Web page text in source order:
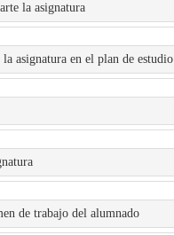
la asignatura
asignatura en el plan de estudio
de trabajo del alumnado